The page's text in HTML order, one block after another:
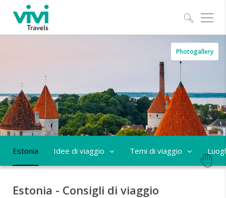
cosa
vedere
e
quando
andare
Photogallery
Estonia Idee di viaggio Temi di viaggio
Estonia - Consigli di viaggio